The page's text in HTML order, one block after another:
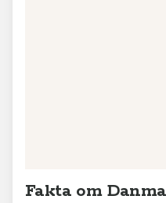
Fakta om